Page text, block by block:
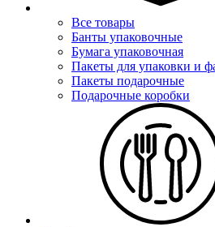
Все товары
Банты упаковочные
Бумага упаковочная
Пакеты для упаковки и
Пакеты подарочные
Подарочные коробки